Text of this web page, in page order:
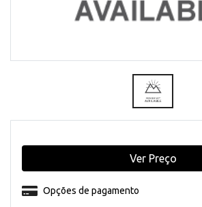
Opções de pagamento
Ver Preço